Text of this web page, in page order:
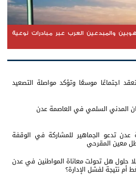
والمبدعين العرب عبر مبادرات نوعية
اجتماعًا موسعًا وتؤكد مواصلة التصعيد
المدني السلمي في العاصمة عدن
عدن تدعو الجماهير للمشاركة في الوقفة
معين المقرحي
بلا حلول هل تحولت معاناة المواطنين في عدن
نتيجة لفشل الإدارة؟